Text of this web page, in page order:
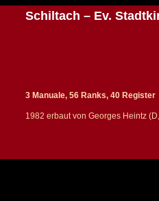
Schiltach – Ev.
3 Manuale, 56 Ranks, 40 Register
1982 erbaut von Georges Heintz